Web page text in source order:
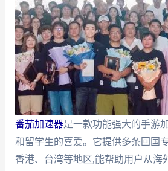
番茄加速器是一款功能强大的手游
和留学生的喜爱。它提供多条回国
香港、台湾等地区,能帮助用户从海